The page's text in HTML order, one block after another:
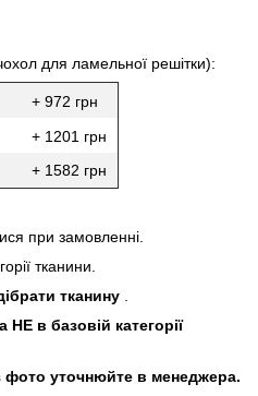
для ламельної решітки):
грн
грн
грн
при замовленні.
тканини.
тканину .
в базовій категорії
фото уточнюйте в менеджера.